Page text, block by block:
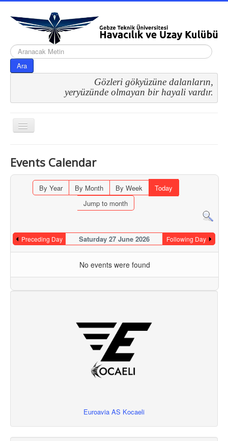
arama...
Ara
Gözleri gökyüzüne dalanların,
yeryüzünde olmayan bir hayali vardır.
Gezinme
geçişini
Events Calendar
By Year By Month By Week
Today
Jump to month
Preceding Day Saturday 27 June 2026 Following Day
No events were found
Euroavia AS Kocaeli